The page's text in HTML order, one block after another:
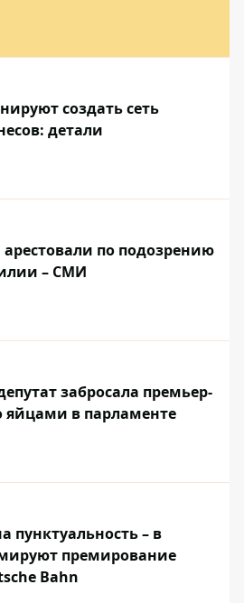
создать сеть
детали
по подозрению
– СМИ
забросала премьер-
яйцами в парламенте
пунктуальность – в
премирование
Bahn